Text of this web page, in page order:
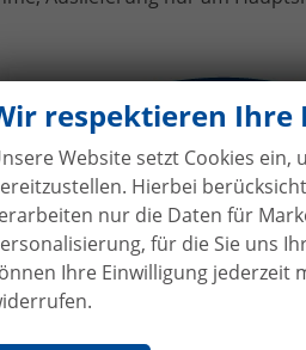
VW T6
respektieren Ihre
Website setzt Cookies ein,
Hierbei
nur die Daten für
für die Sie uns
Ihre Einwilligung jederzeit